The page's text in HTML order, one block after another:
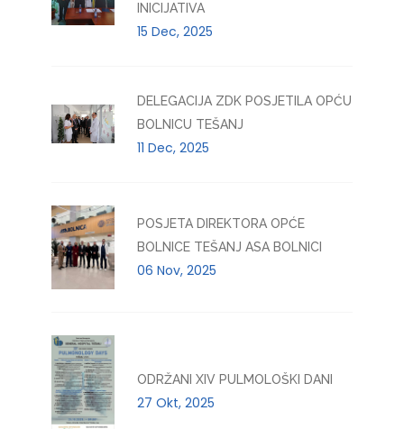
INICIJATIVA
15 Dec, 2025
DELEGACIJA ZDK POSJETILA OPĆU
BOLNICU TEŠANJ
11 Dec, 2025
POSJETA DIREKTORA OPĆE
BOLNICE TEŠANJ ASA BOLNICI
06 Nov, 2025
ODRŽANI XIV PULMOLOŠKI DANI
27 Okt, 2025